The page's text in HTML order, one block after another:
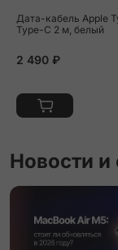
Дата-кабель Apple Type-C to
Type-C 2 м, белый
2 490 ₽
Новости и